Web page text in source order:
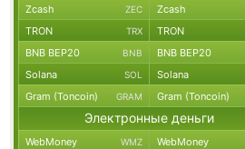
Zcash ZEC Zcash
TRON TRX TRON
BNB BEP20 BNB BNB BEP20
Solana SOL Solana
Gram (Toncoin) GRAM Gram (Toncoin)
Электронные деньги
WebMoney WMZ WebMoney